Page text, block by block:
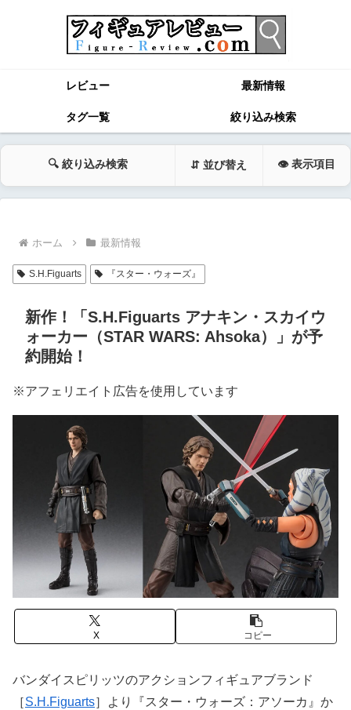
レビュー 最新情報
タグ一覧 絞り込み検索
🔍 絞り込み検索 ⇵ 並び替え 👁 表示項目
ホーム 最新情報
S.H.Figuarts 『スター・ウォーズ』
新作！「S.H.Figuarts アナキン・スカイウ
ォーカー（STAR WARS: Ahsoka）」が予
約開始！
※アフェリエイト広告を使用しています
X コピー
バンダイスピリッツのアクションフィギュアブランド
［S.H.Figuarts］より『スター・ウォーズ：アソーカ』か